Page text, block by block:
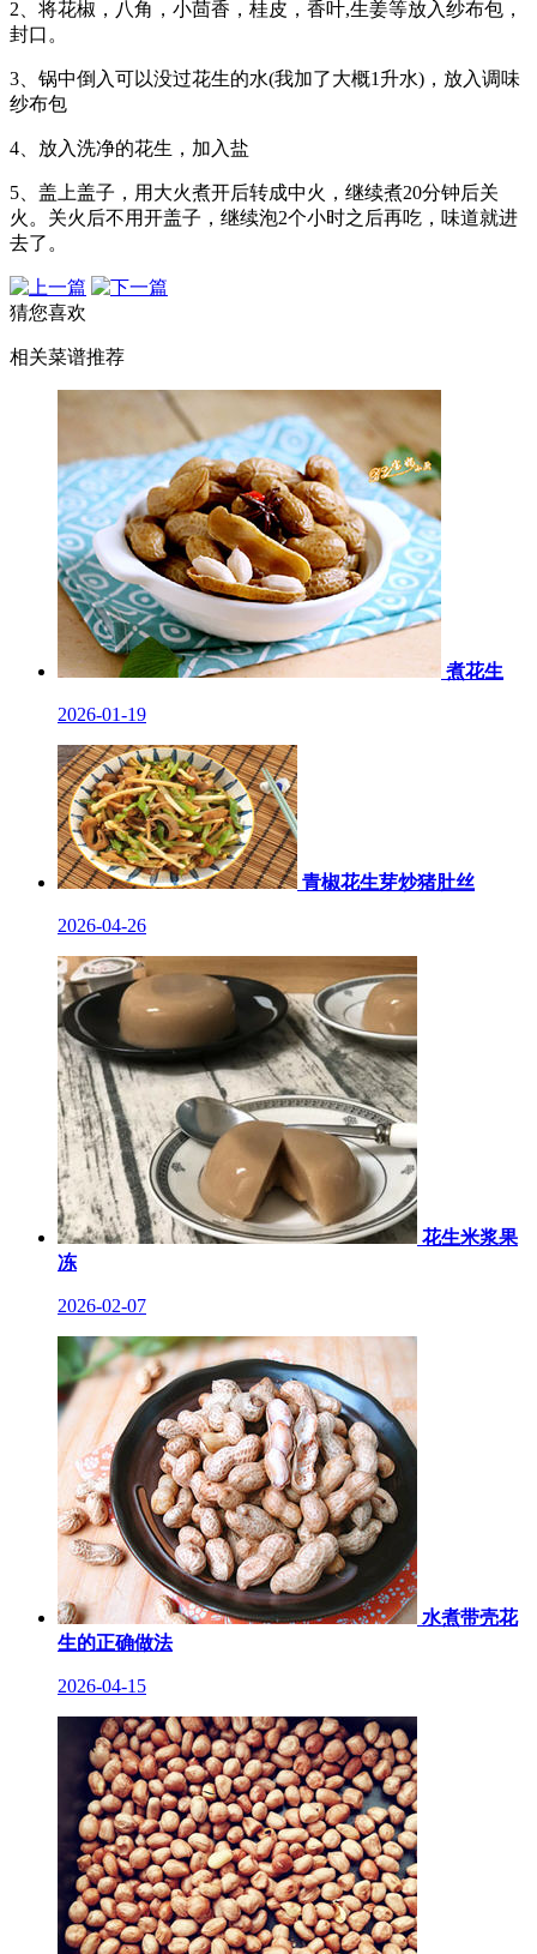
2、将花椒，八角，小茴香，桂皮，香叶,生姜等放入纱布包，
封口。
3、锅中倒入可以没过花生的水(我加了大概1升水)，放入调味
纱布包
4、放入洗净的花生，加入盐
5、盖上盖子，用大火煮开后转成中火，继续煮20分钟后关
火。关火后不用开盖子，继续泡2个小时之后再吃，味道就进
去了。
猜您喜欢
相关菜谱推荐
煮花生
2026-01-19
青椒花生芽炒猪肚丝
2026-04-26
花生米浆果
冻
2026-02-07
水煮带壳花
生的正确做法
2026-04-15